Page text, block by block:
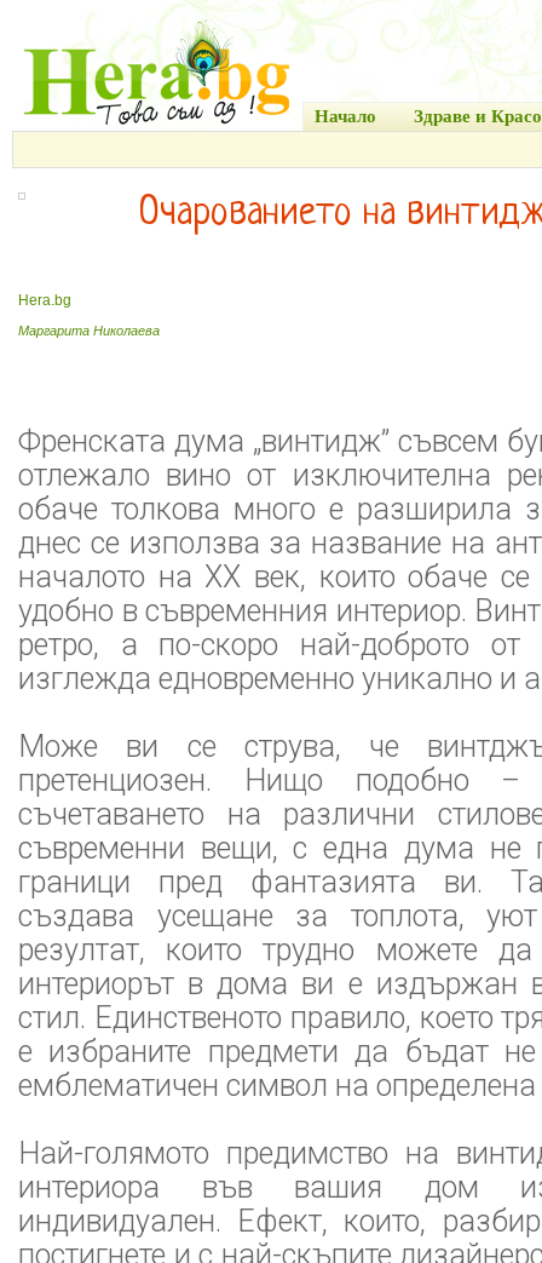
Начало Здраве и
Очарованието на
Hera.bg
Маргарита Николаева
Френската дума „винтидж” съвсем
отлежало вино от изключителна
обаче толкова много е разширила
днес се използва за название на
началото на XX век, които обаче се
удобно в съвременния интериор.
ретро, а по-скоро най-доброто от
изглежда едновременно уникално и
Може ви се струва, че
претенциозен. Нищо подобно –
съчетаването на различни
съвременни вещи, с една дума не
граници пред фантазията ви.
създава усещане за топлота,
резултат, които трудно можете да
интериорът в дома ви е издържан
стил. Единственото правило, което
е избраните предмети да бъдат
емблематичен символ на определена
Най-голямото предимство на
интериора във вашия дом
индивидуален. Ефект, които,
постигнете и с най-скъпите